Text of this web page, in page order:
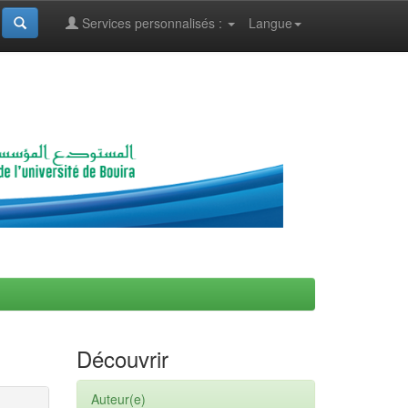
Langue
Services personnalisés :
Découvrir
Auteur(e)